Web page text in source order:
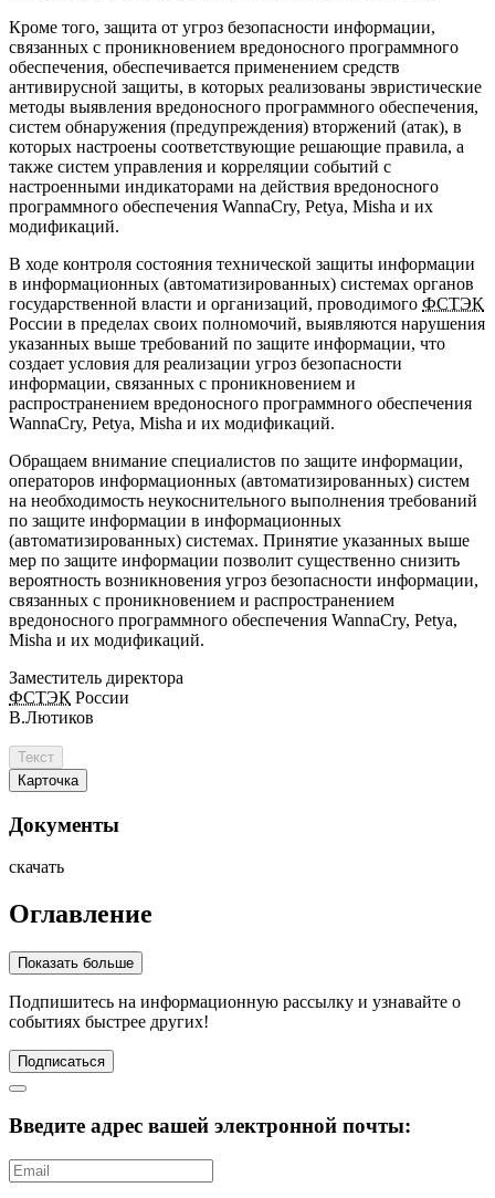
Кроме того, защита от угроз безопасности информации,
связанных с проникновением вредоносного программного
обеспечения, обеспечивается применением средств
антивирусной защиты, в которых реализованы эвристические
методы выявления вредоносного программного обеспечения,
систем обнаружения (предупреждения) вторжений (атак), в
которых настроены соответствующие решающие правила, а
также систем управления и корреляции событий с
настроенными индикаторами на действия вредоносного
программного обеспечения WannaCry, Petya, Misha и их
модификаций.
В ходе контроля состояния технической защиты информации
в информационных (автоматизированных) системах органов
государственной власти и организаций, проводимого ФСТЭК
России в пределах своих полномочий, выявляются нарушения
указанных выше требований по защите информации, что
создает условия для реализации угроз безопасности
информации, связанных с проникновением и
распространением вредоносного программного обеспечения
WannaCry, Petya, Misha и их модификаций.
Обращаем внимание специалистов по защите информации,
операторов информационных (автоматизированных) систем
на необходимость неукоснительного выполнения требований
по защите информации в информационных
(автоматизированных) системах. Принятие указанных выше
мер по защите информации позволит существенно снизить
вероятность возникновения угроз безопасности информации,
связанных с проникновением и распространением
вредоносного программного обеспечения WannaCry, Petya,
Misha и их модификаций.
Заместитель директора
ФСТЭК России
В.Лютиков
Текст
Карточка
Документы
скачать
Оглавление
Показать больше
Подпишитесь на информационную рассылку и узнавайте о
событиях быстрее других!
Подписаться
Введите адрес вашей электронной почты: